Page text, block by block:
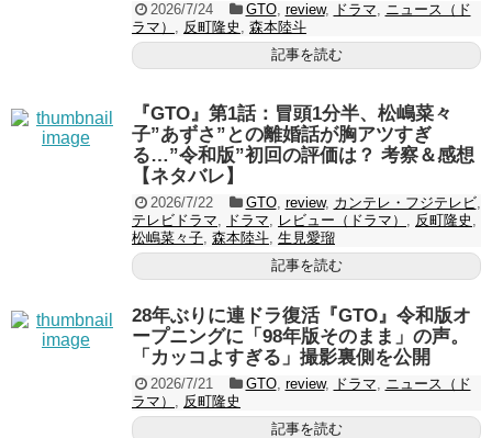
2026/7/24 GTO, review, ドラマ, ニュース（ド
ラマ） , 反町隆史 , 森本陸斗
記事を読む
『GTO』第1話：冒頭1分半、松嶋菜々
子”あずさ”との離婚話が胸アツすぎ
る…”令和版”初回の評価は？ 考察＆感想
【ネタバレ】
2026/7/22 GTO, review, カンテレ・フジテレビ,
テレビドラマ, ドラマ, レビュー（ドラマ） , 反町隆史 ,
松嶋菜々子, 森本陸斗, 生見愛瑠
記事を読む
28年ぶりに連ドラ復活『GTO』令和版オ
ープニングに「98年版そのまま」の声。
「カッコよすぎる」撮影裏側を公開
2026/7/21 GTO, review, ドラマ, ニュース（ド
ラマ） , 反町隆史
記事を読む